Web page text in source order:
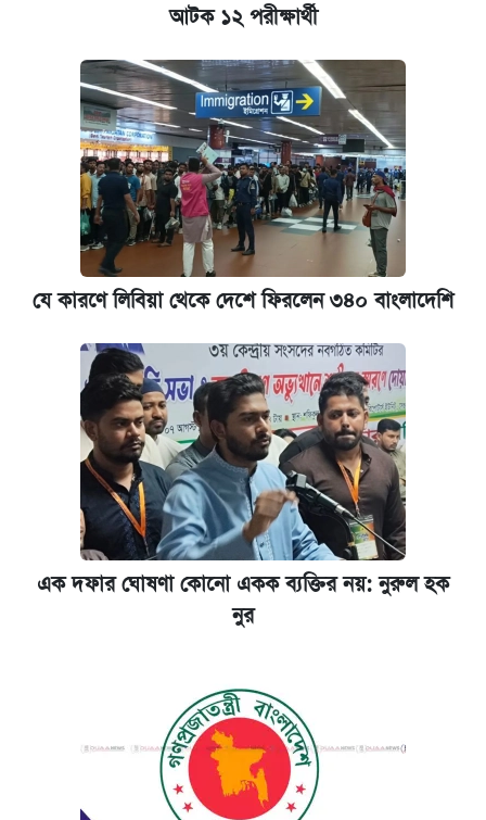
আটক ১২ পরীক্ষার্থী
যে কারণে লিবিয়া থেকে দেশে ফিরলেন ৩৪০ বাংলাদেশি
এক দফার ঘোষণা কোনো একক ব্যক্তির নয়: নুরুল হক
নুর